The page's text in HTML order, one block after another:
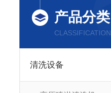
产品分类
CLASSIFICATION
清洗设备